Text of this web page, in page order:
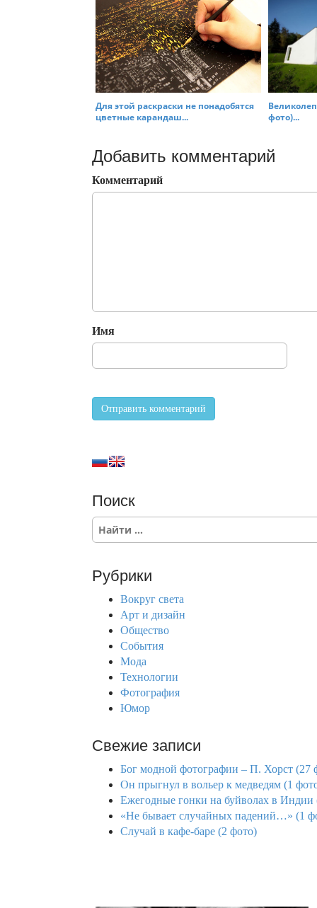
Для этой раскраски не понадобятся
цветные карандаш...
фото)...
Добавить комментарий
Комментарий
Имя
Поиск
S
e
c
Рубрики
Вокруг света
Арт и дизайн
Общество
События
Мода
Технологии
Фотография
Юмор
Свежие записи
Бог модной фотографии – П. Хорст (27
Он прыгнул в вольер к медведям (1
Ежегодные гонки на буйволах в Индии
«Не бывает случайных падений…» (1
Случай в кафе-баре (2 фото)